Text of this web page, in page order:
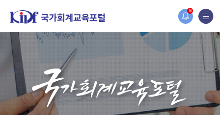
N
홈페이지가 새롭게 개편되었습니다.
한국조세재정연구원홈페이지가 새롭게 개설되었습니다.